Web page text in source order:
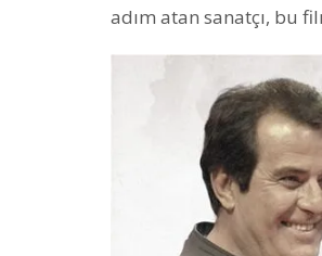
adım atan sanatçı, bu